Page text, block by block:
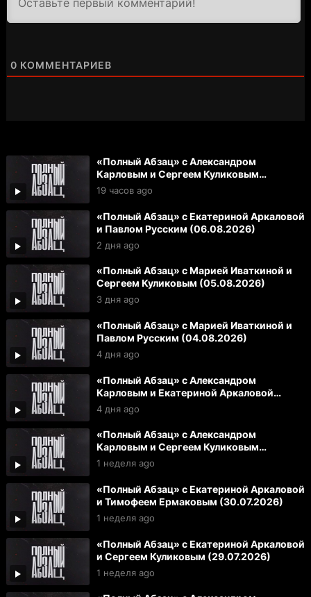
0 КОММЕНТАРИЕВ
«Полный Абзац» с Александром
Карловым и Сергеем Куликовым
(07.08.2026)
19 часов ago
«Полный Абзац» с Екатериной Аркаловой
и Павлом Русским (06.08.2026)
2 дня ago
«Полный Абзац» с Марией Иваткиной и
Сергеем Куликовым (05.08.2026)
3 дня ago
«Полный Абзац» с Марией Иваткиной и
Павлом Русским (04.08.2026)
4 дня ago
«Полный Абзац» с Александром
Карловым и Екатериной Аркаловой
(03.08.2026)
4 дня ago
«Полный Абзац» с Александром
Карловым и Сергеем Куликовым
(31.07.2026)
1 неделя ago
«Полный Абзац» с Екатериной Аркаловой
и Тимофеем Ермаковым (30.07.2026)
1 неделя ago
«Полный Абзац» с Екатериной Аркаловой
и Сергеем Куликовым (29.07.2026)
1 неделя ago